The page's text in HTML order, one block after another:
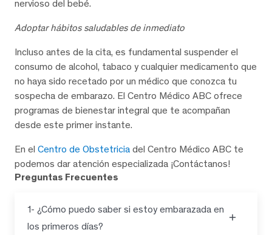
nervioso del bebé.
Adoptar hábitos saludables de inmediato
Incluso antes de la cita, es fundamental suspender el
consumo de alcohol, tabaco y cualquier medicamento que
no haya sido recetado por un médico que conozca tu
sospecha de embarazo. El Centro Médico ABC ofrece
programas de bienestar integral que te acompañan
desde este primer instante.
En el Centro de Obstetricia del Centro Médico ABC te
podemos dar atención especializada ¡Contáctanos!
Preguntas Frecuentes
1- ¿Cómo puedo saber si estoy embarazada en
los primeros días?